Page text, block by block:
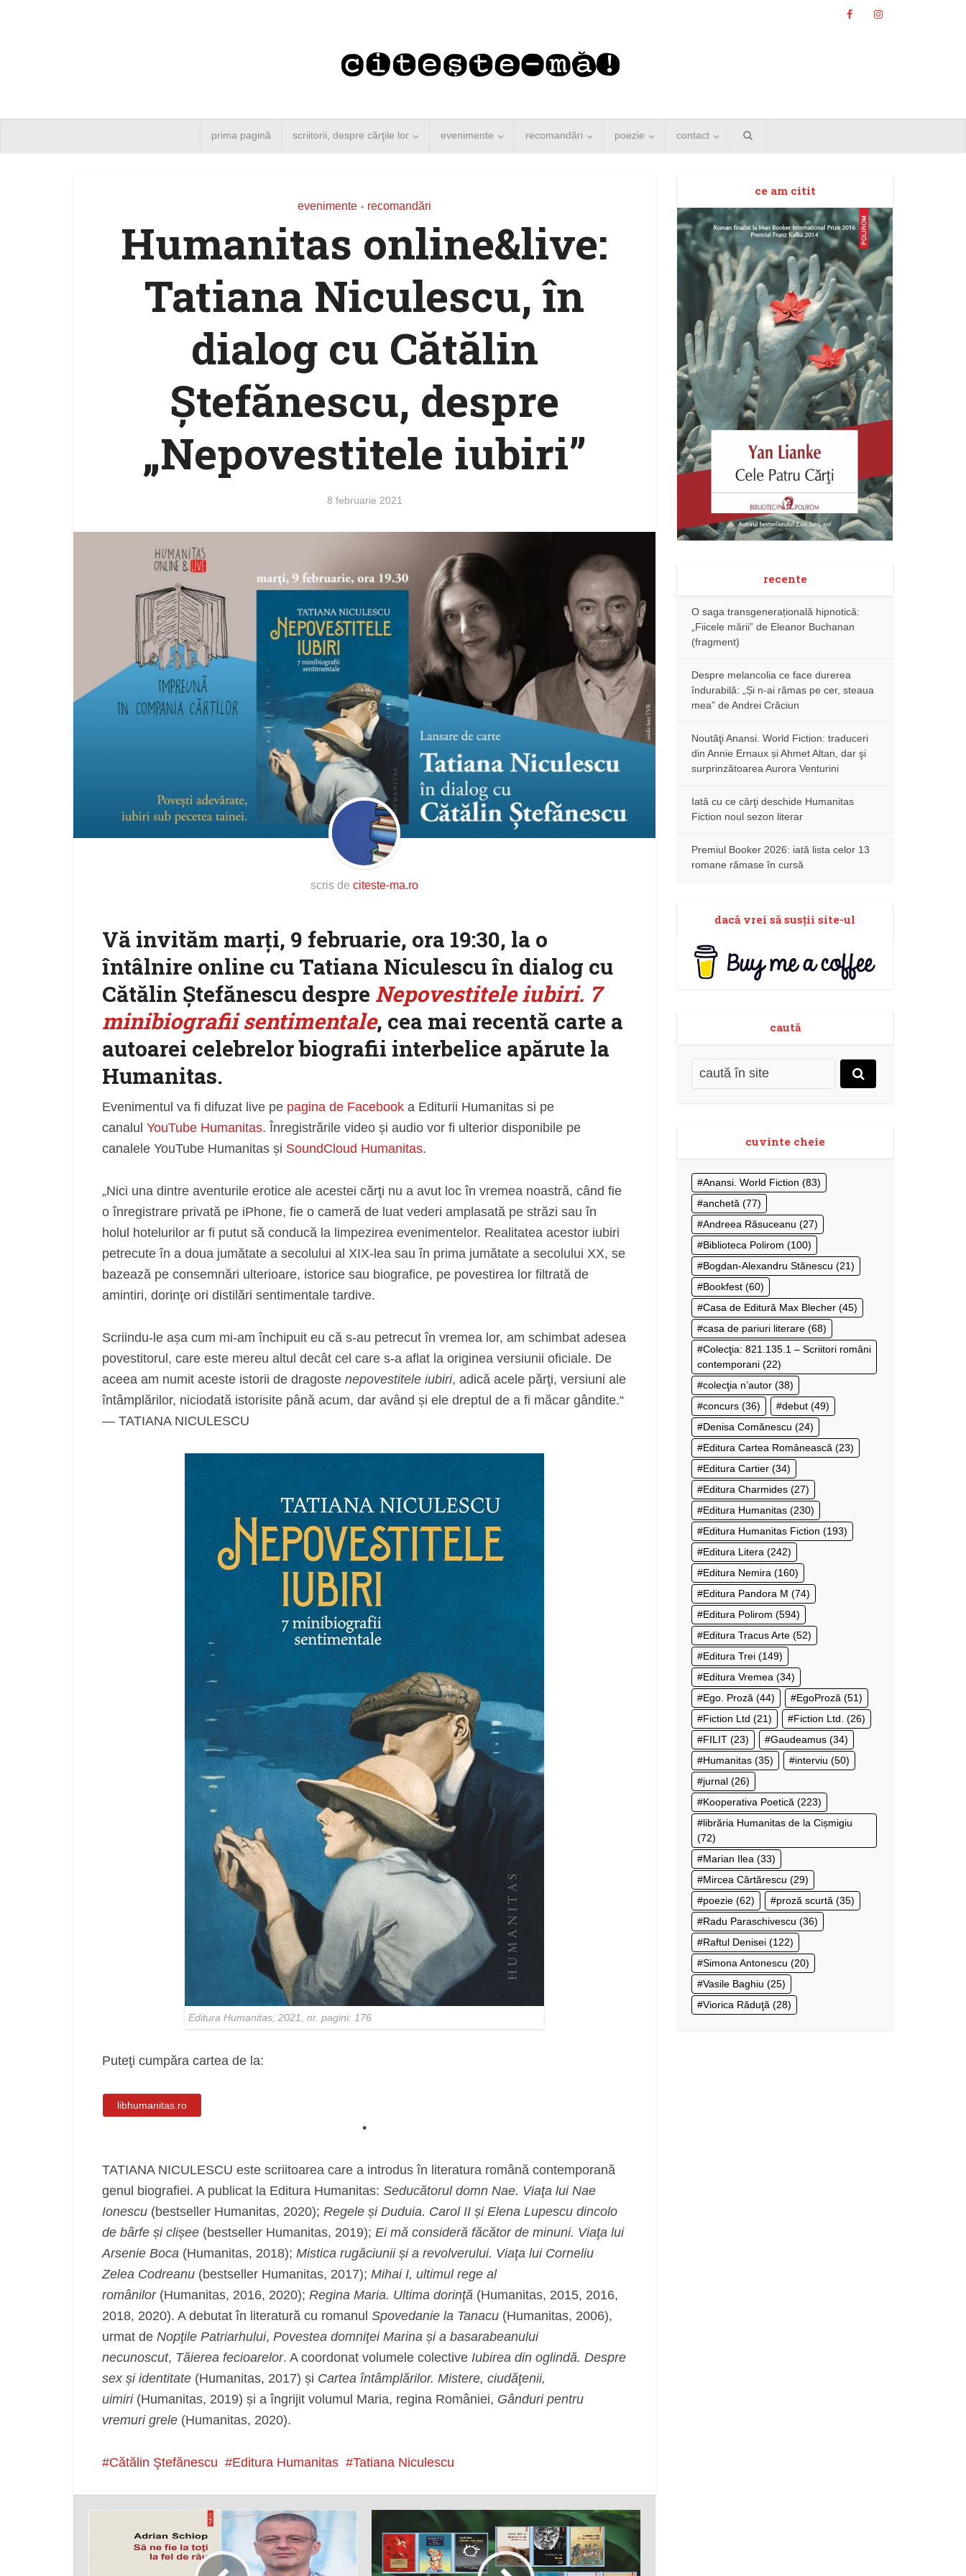
prima pagină scriitorii, despre cărţile lor evenimente recomandări poezie contact
evenimente • recomandări
Humanitas online&live:
Tatiana Niculescu, în
dialog cu Cătălin
Ștefănescu, despre
„Nepovestitele iubiri”
8 februarie 2021
scris de citeste-ma.ro
Vă invităm marți, 9 februarie, ora 19:30, la o
întâlnire online cu Tatiana Niculescu în dialog cu
Cătălin Ștefănescu despre Nepovestitele iubiri. 7
minibiografii sentimentale, cea mai recentă carte a
autoarei celebrelor biografii interbelice apărute la
Humanitas.
Evenimentul va fi difuzat live pe pagina de Facebook a Editurii Humanitas si pe
canalul YouTube Humanitas. Înregistrările video și audio vor fi ulterior disponibile pe
canalele YouTube Humanitas și SoundCloud Humanitas.
„Nici una dintre aventurile erotice ale acestei cărţi nu a avut loc în vremea noastră, când fie
o înregistrare privată pe iPhone, fie o cameră de luat vederi amplasată pe străzi sau în
holul hotelurilor ar fi putut să conducă la limpezirea evenimentelor. Realitatea acestor iubiri
petrecute în a doua jumătate a secolului al XIX-lea sau în prima jumătate a secolului XX, se
bazează pe consemnări ulterioare, istorice sau biografice, pe povestirea lor filtrată de
amintiri, dorinţe ori distilări sentimentale tardive.
Scriindu-le așa cum mi-am închipuit eu că s-au petrecut în vremea lor, am schimbat adesea
povestitorul, care este mereu altul decât cel care s-a aflat la originea versiunii oficiale. De
aceea am numit aceste istorii de dragoste nepovestitele iubiri, adică acele părţi, versiuni ale
întâmplărilor, niciodată istorisite până acum, dar având și ele dreptul de a fi măcar gândite.“
— TATIANA NICULESCU
Editura Humanitas, 2021, nr. pagini: 176
Puteţi cumpăra cartea de la:
libhumanitas.ro
•
TATIANA NICULESCU este scriitoarea care a introdus în literatura română contemporană
genul biografiei. A publicat la Editura Humanitas: Seducătorul domn Nae. Viaţa lui Nae
Ionescu (bestseller Humanitas, 2020); Regele și Duduia. Carol II și Elena Lupescu dincolo
de bârfe și clișee (bestseller Humanitas, 2019); Ei mă consideră făcător de minuni. Viaţa lui
Arsenie Boca (Humanitas, 2018); Mistica rugăciunii și a revolverului. Viaţa lui Corneliu
Zelea Codreanu (bestseller Humanitas, 2017); Mihai I, ultimul rege al
românilor(Humanitas, 2016, 2020); Regina Maria. Ultima dorinţă (Humanitas, 2015, 2016,
2018, 2020). A debutat în literatură cu romanul Spovedanie la Tanacu (Humanitas, 2006),
urmat de Nopţile Patriarhului, Povestea domniţei Marina și a basarabeanului
necunoscut, Tăierea fecioarelor. A coordonat volumele colective Iubirea din oglindă. Despre
sex și identitate (Humanitas, 2017) și Cartea întâmplărilor. Mistere, ciudăţenii,
uimiri(Humanitas, 2019) și a îngrijit volumul Maria, regina României, Gânduri pentru
vremuri grele (Humanitas, 2020).
Cătălin Ştefănescu Editura Humanitas Tatiana Niculescu
ce am citit
recente
O saga transgenerațională hipnotică:
„Fiicele mării” de Eleanor Buchanan
(fragment)
Despre melancolia ce face durerea
îndurabilă: „Și n-ai rămas pe cer, steaua
mea” de Andrei Crăciun
Noutăţi Anansi. World Fiction: traduceri
din Annie Ernaux și Ahmet Altan, dar şi
surprinzătoarea Aurora Venturini
Iată cu ce cărţi deschide Humanitas
Fiction noul sezon literar
Premiul Booker 2026: iată lista celor 13
romane rămase în cursă
dacă vrei să susţii site-ul
caută
cuvinte cheie
Anansi. World Fiction (83)
anchetă (77)
Andreea Răsuceanu (27)
Biblioteca Polirom (100)
Bogdan-Alexandru Stănescu (21)
Bookfest (60)
Casa de Editură Max Blecher (45)
casa de pariuri literare (68)
Colecţia: 821.135.1 – Scriitori români
contemporani (22)
colecţia n’autor (38)
concurs (36) debut (49)
Denisa Comănescu (24)
Editura Cartea Românească (23)
Editura Cartier (34)
Editura Charmides (27)
Editura Humanitas (230)
Editura Humanitas Fiction (193)
Editura Litera (242)
Editura Nemira (160)
Editura Pandora M (74)
Editura Polirom (594)
Editura Tracus Arte (52)
Editura Trei (149)
Editura Vremea (34)
Ego. Proză (44) EgoProză (51)
Fiction Ltd (21) Fiction Ltd. (26)
FILIT (23) Gaudeamus (34)
Humanitas (35) interviu (50)
jurnal (26)
Kooperativa Poetică (223)
librăria Humanitas de la Cișmigiu
(72)
Marian Ilea (33)
Mircea Cărtărescu (29)
poezie (62) proză scurtă (35)
Radu Paraschivescu (36)
Raftul Denisei (122)
Simona Antonescu (20)
Vasile Baghiu (25)
Viorica Răduţă (28)